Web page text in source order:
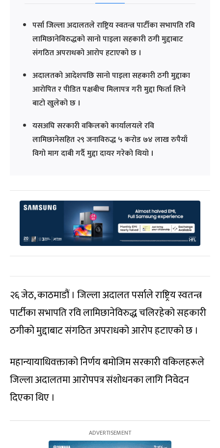
पर्सा जिल्ला अदालतले राष्ट्रिय स्वतन्त्र पार्टीका सभापति रवि
लामिछानेविरुद्धको सानो पाइला सहकारी ठगी मुद्दाबाट
संगठित अपराधको आरोप हटाएको छ ।
अदालतको आदेशपछि सानो पाइला सहकारी ठगी मुद्दाका
आरोपित र पीडित पक्षबीच मिलापत्र गरी मुद्दा फिर्ता लिने
बाटो खुलेको छ ।
यसअघि सरकारी वकिलको कार्यालयले रवि
लामिछानेसहित २९ जनाविरुद्ध ५ करोड ७४ लाख रुपैयाँ
विगो माग दाबी गर्दै मुद्दा दायर गरेको थियो ।
२६ जेठ, काठमाडौं । जिल्ला अदालत पर्साले राष्ट्रिय स्वतन्त्र
पार्टीका सभापति रवि लामिछानेविरुद्ध चलिरहेको सहकारी
ठगीको मुद्दाबाट संगठित अपराधको आरोप हटाएको छ ।
महान्यायाधिवक्ताको निर्णय बमोजिम सरकारी वकिलहरूले
जिल्ला अदालतमा आरोपपत्र संशोधनका लागि निवेदन
दिएका थिए ।